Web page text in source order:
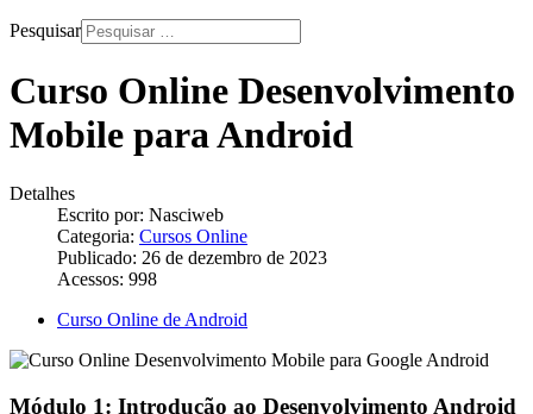
Pesquisar
Curso Online Desenvolvimento
Mobile para Android
Detalhes
Escrito por: Nasciweb
Categoria: Cursos Online
Publicado: 26 de dezembro de 2023
Acessos: 998
Curso Online de Android
Módulo 1: Introdução ao Desenvolvimento Android